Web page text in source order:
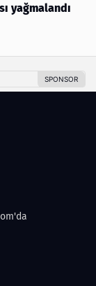
yağmalandı